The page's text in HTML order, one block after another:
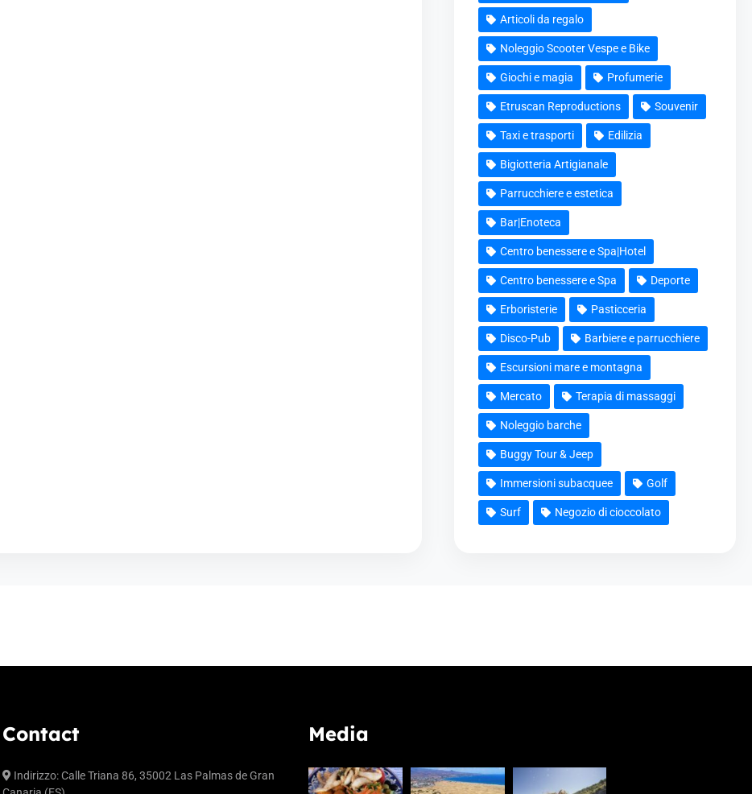
Articoli da regalo
Noleggio Scooter Vespe e Bike
Giochi e magia Profumerie
Etruscan Reproductions Souvenir
Taxi e trasporti Edilizia
Bigiotteria Artigianale
Parrucchiere e estetica
Bar|Enoteca
Centro benessere e Spa|Hotel
Centro benessere e Spa Deporte
Erboristerie Pasticceria
Disco-Pub Barbiere e parrucchiere
Escursioni mare e montagna
Mercato Terapia di massaggi
Noleggio barche
Buggy Tour & Jeep
Immersioni subacquee Golf
Surf Negozio di cioccolato
Contact
Indirizzo: Calle Triana 86, 35002 Las Palmas de Gran
Media